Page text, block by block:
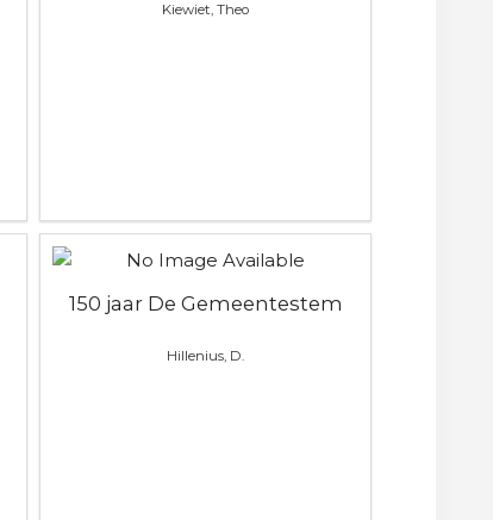
Kiewiet, Theo
150 jaar De Gemeentestem
Hillenius, D.